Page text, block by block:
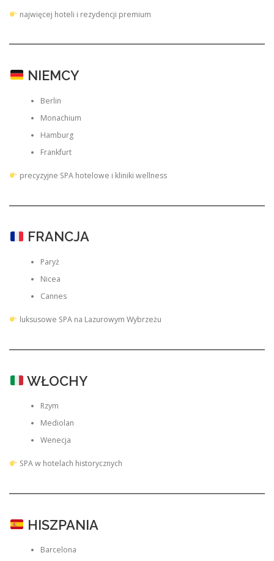
najwięcej hoteli i rezydencji premium
NIEMCY
Berlin
Monachium
Hamburg
Frankfurt
precyzyjne SPA hotelowe i kliniki wellness
FRANCJA
Paryż
Nicea
Cannes
luksusowe SPA na Lazurowym Wybrzeżu
WŁOCHY
Rzym
Mediolan
Wenecja
SPA w hotelach historycznych
HISZPANIA
Barcelona